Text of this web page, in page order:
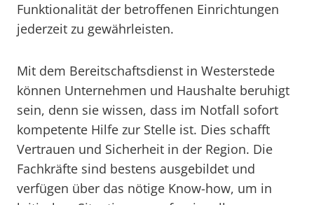
Funktionalität der betroffenen Einrichtungen
jederzeit zu gewährleisten.
Mit dem Bereitschaftsdienst in Westerstede
können Unternehmen und Haushalte beruhigt
sein, denn sie wissen, dass im Notfall sofort
kompetente Hilfe zur Stelle ist. Dies schafft
Vertrauen und Sicherheit in der Region. Die
Fachkräfte sind bestens ausgebildet und
verfügen über das nötige Know-how, um in